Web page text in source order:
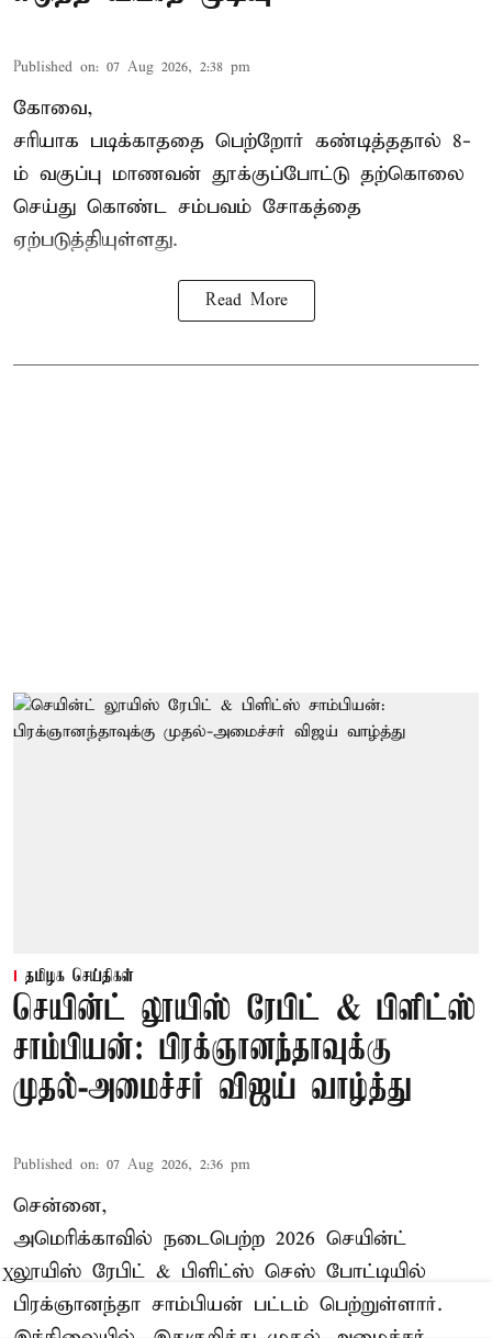
Published on: 07 Aug 2026, 2:38 pm
கோவை,
சரியாக படிக்காததை பெற்றோர் கண்டித்ததால் 8-
ம் வகுப்பு மாணவன் தூக்குப்போட்டு தற்கொலை
செய்து கொண்ட சம்பவம் சோகத்தை
ஏற்படுத்தியுள்ளது.
Read More
தமிழக செய்திகள்
செயின்ட் லூயிஸ் ரேபிட் & பிளிட்ஸ்
சாம்பியன்: பிரக்ஞானந்தாவுக்கு
முதல்-அமைச்சர் விஜய் வாழ்த்து
Published on: 07 Aug 2026, 2:36 pm
சென்னை,
அமெரிக்காவில் நடைபெற்ற 2026 செயின்ட்
லூயிஸ் ரேபிட் & பிளிட்ஸ் செஸ் போட்டியில்
பிரக்ஞானந்தா சாம்பியன் பட்டம் பெற்றுள்ளார்.
X